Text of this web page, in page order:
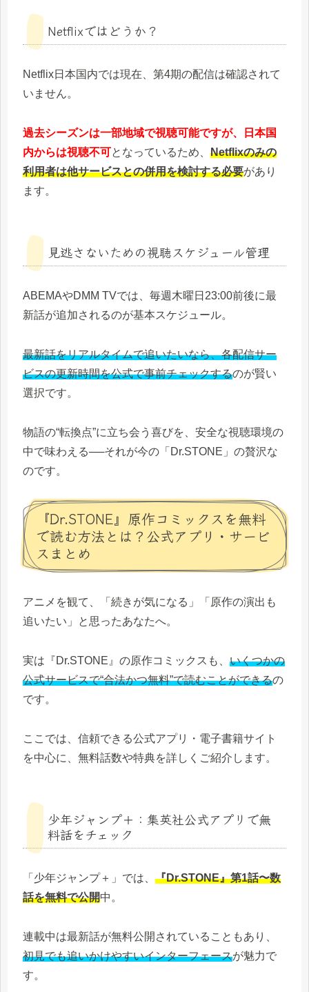
Netflixではどうか？
Netflix日本国内では現在、第4期の配信は確認されて
いません。
過去シーズンは一部地域で視聴可能ですが、日本国
内からは視聴不可となっているため、 Netflixのみの
利用者は他サービスとの併用を検討する必要があり
ます。
見逃さないための視聴スケジュール管理
ABEMAやDMM TVでは、毎週木曜日23:00前後に最
新話が追加されるのが基本スケジュール。
最新話をリアルタイムで追いたいなら、各配信サー
ビスの更新時間を公式で事前チェックするのが賢い
選択です。
物語の“転換点”に立ち会う喜びを、安全な視聴環境の
中で味わえる──それが今の「Dr.STONE」の贅沢な
のです。
『Dr.STONE』原作コミックスを無料
で読む方法とは？公式アプリ・サービ
スまとめ
アニメを観て、「続きが気になる」「原作の演出も
追いたい」と思ったあなたへ。
実は『Dr.STONE』の原作コミックスも、 いくつかの
公式サービスで“合法かつ無料”で読むことができるの
です。
ここでは、信頼できる公式アプリ・電子書籍サイト
を中心に、無料話数や特典を詳しくご紹介します。
少年ジャンプ＋：集英社公式アプリで無
料話をチェック
「少年ジャンプ＋」では、 『Dr.STONE』第1話〜数
話を無料で公開中。
連載中は最新話が無料公開されていることもあり、
初見でも追いかけやすいインターフェースが魅力で
す。